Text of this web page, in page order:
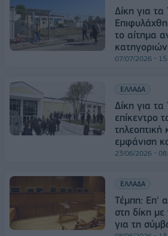
Δίκη για τα
το αίτημα
κατηγοριών
07/07/2026 -
ΕΛΛΑΔΑ
Δίκη για
επίκεντρο
τηλεοπτική
εμφάνιση
23/06/2026 -
ΕΛΛΑΔΑ
Τέμπη: Επ'
στη δίκη
για τη